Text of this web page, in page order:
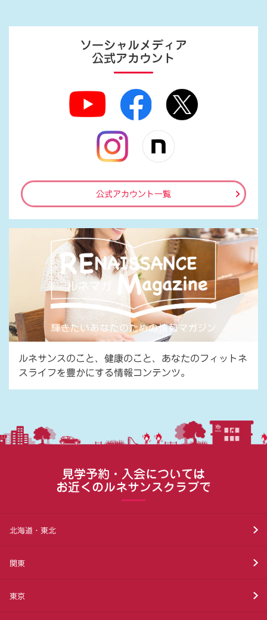
ソーシャルメディア
公式アカウント
公式アカウント一覧
ルネサンスのこと、健康のこと、あなたのフィットネ
スライフを豊かにする情報コンテンツ。
見学予約・入会については
お近くのルネサンスクラブで
北海道・東北
関東
東京